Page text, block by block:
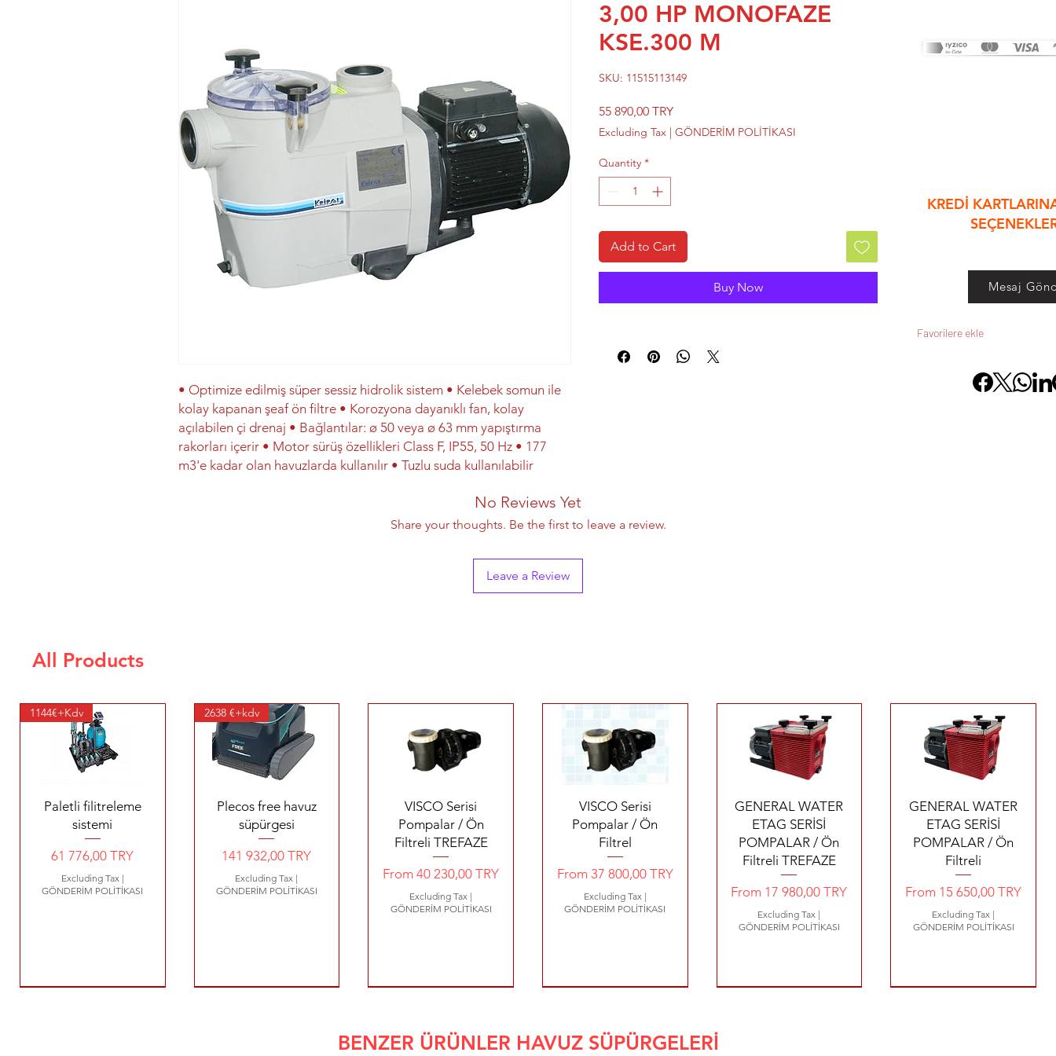
• Optimize edilmiş süper sessiz hidrolik sistem • Kelebek somun ile
kolay kapanan şeaf ön filtre • Korozyona dayanıklı fan, kolay
açılabilen çi drenaj • Bağlantılar: ø 50 veya ø 63 mm yapıştırma
rakorları içerir • Motor sürüş özellikleri Class F, IP55, 50 Hz • 177
m3'e kadar olan havuzlarda kullanılır • Tuzlu suda kullanılabilir
3,00 HP MONOFAZE
KSE.300 M
SKU: 11515113149
55 890,00 TRYPrice
Excluding Tax | GÖNDERİM POLİTİKASI
Quantity *
Add to Cart
Buy Now
No Reviews Yet
Share your thoughts. Be the first to leave a review.
Leave a Review
KREDİ
Favorilere ekle
Mesaj
All Products
Quick View
1144€+Kdv
Paletli filitreleme
sistemi
Price
61 776,00 TRY
Excluding Tax|
GÖNDERİM POLİTİKASI
Quick View
2638 €+kdv
Plecos free havuz
süpürgesi
Price
141 932,00 TRY
Excluding Tax |
GÖNDERİM POLİTİKASI
Quick View
VISCO Serisi
Pompalar / Ön
Filtreli TREFAZE
From40 230,00 TRY
Sale Price
Excluding Tax |
GÖNDERİM POLİTİKASI
Quick View
VISCO Serisi
Pompalar / Ön
Filtrel
From 37 800,00 TRY
Sale Price
Excluding Tax|
GÖNDERİM POLİTİKASI
Quick View
GENERAL WATER
ETAG SERİSİ
POMPALAR / Ön
Filtreli TREFAZE
From 17 980,00 TRY
Sale Price
Excluding Tax |
GÖNDERİM POLİTİKASI
Quick View
GENERAL WATER
ETAG SERİSİ
POMPALAR / Ön
Filtreli
From 15 650,00 TRY
Sale Price
Excluding Tax |
GÖNDERİM POLİTİKASI
BENZER ÜRÜNLER HAVUZ SÜPÜRGELERİ